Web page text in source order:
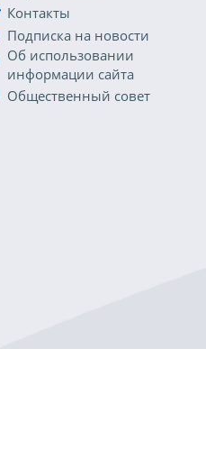
Контакты
Подписка на новости
Об использовании
информации сайта
Общественный совет